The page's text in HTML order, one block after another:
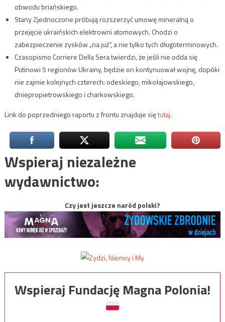
obwodu briańskiego.
Stany Zjednoczone próbują rozszerzyć umowę mineralną o
przejęcie ukraińskich elektrowni atomowych. Chodzi o
zabezpieczenie zysków „na już”, a nie tylko tych długoterminowych.
Czasopismo Corriere Della Sera twierdzi, że jeśli nie odda się
Putinowi 5 regionów Ukrainy, będzie on kontynuował wojnę, dopóki
nie zajmie kolejnych czterech: odeskiego, mikołajowskiego,
dniepropietrowskiego i charkowskiego.
Link do poprzedniego raportu z frontu znajduje siętutaj.
Wspieraj niezależne
wydawnictwo:
Czy jest jeszcze naród polski?
Wspieraj Fundację Magna Polonia!